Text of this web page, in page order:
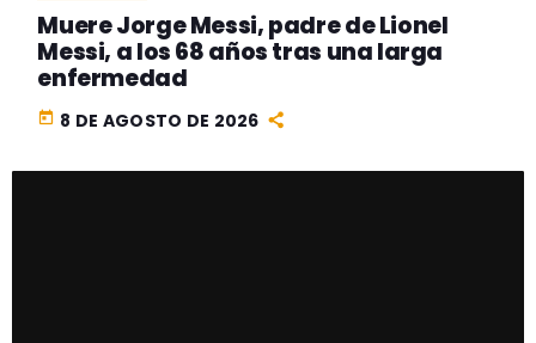
Muere Jorge Messi, padre de Lionel
Messi, a los 68 años tras una larga
enfermedad
today 8 DE AGOSTO DE 2026